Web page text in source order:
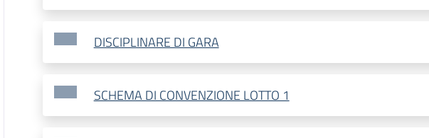
DISCIPLINARE DI GARA
SCHEMA DI CONVENZIONE LOTTO 1